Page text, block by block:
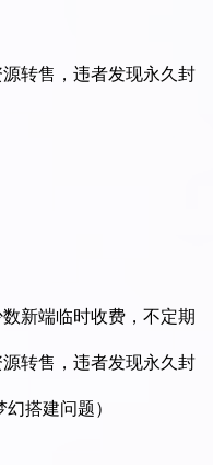
转售，违者发现永久封
新端临时收费，不定期
转售，违者发现永久封
搭建问题）